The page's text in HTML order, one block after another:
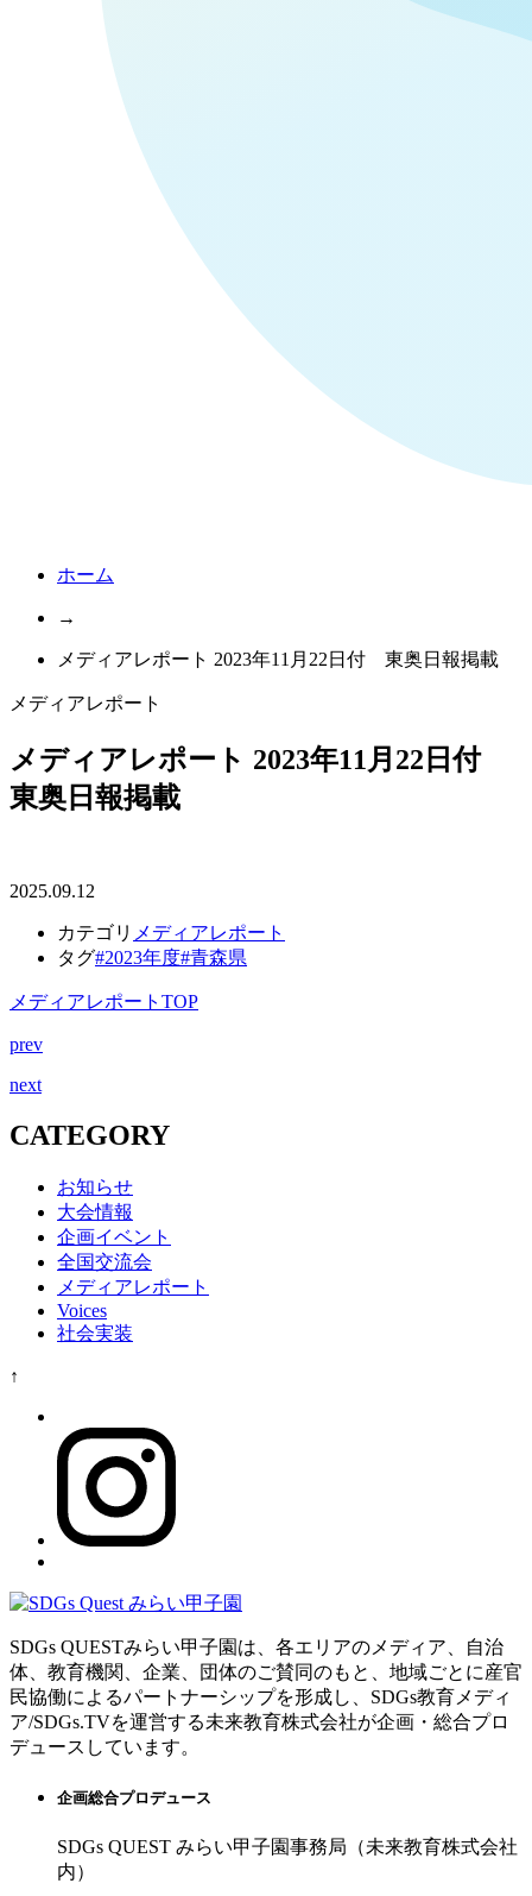
ホーム
→
メディアレポート 2023年11月22日付 東奥日報掲載
メディアレポート
メディアレポート 2023年11月22日付
東奥日報掲載
2025.09.12
カテゴリ メディアレポート
タグ#2023年度#青森県
メディアレポートTOP
prev
next
CATEGORY
お知らせ
大会情報
企画イベント
全国交流会
メディアレポート
Voices
社会実装
↑
SDGs QUESTみらい甲子園は、各エリアのメディア、自治
体、教育機関、企業、団体のご賛同のもと、地域ごとに産官
民協働によるパートナーシップを形成し、SDGs教育メディ
ア/SDGs.TVを運営する未来教育株式会社が企画・総合プロ
デュースしています。
企画総合プロデュース
SDGs QUEST みらい甲子園事務局（未来教育株式会社
内）